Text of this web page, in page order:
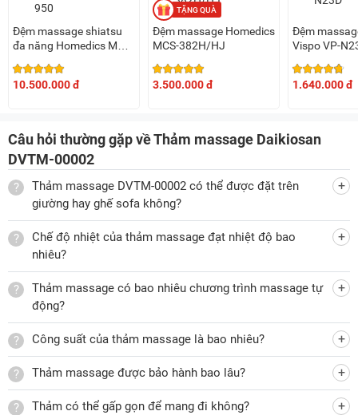
Đệm massage shiatsu
đa năng Homedics MCS-
10.500.000 đ
Đệm massage Homedics
MCS-382H/HJ
3.500.000 đ
Đệm
Vispo VP-
1.640.000 đ
Câu hỏi thường gặp về Thảm massage Daikiosan
DVTM-00002
Thảm massage DVTM-00002 có thể được đặt trên
giường hay ghế sofa không?
Chế độ nhiệt của thảm massage đạt nhiệt độ bao
nhiêu?
Thảm massage có bao nhiêu chương trình massage tự
động?
Công suất của thảm massage là bao nhiêu?
Thảm massage được bảo hành bao lâu?
Thảm có thể gấp gọn để mang đi không?